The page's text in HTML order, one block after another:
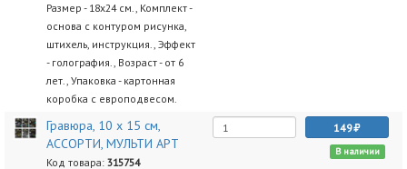
Размер - 18х24 см., Комплект -
основа с контуром рисунка,
штихель, инструкция., Эффект
- голография., Возраст - от 6
лет., Упаковка - картонная
коробка с европодвесом.
Гравюра, 10 х 15 см,
АССОРТИ, МУЛЬТИ АРТ
Код товара: 315754
149
В наличии